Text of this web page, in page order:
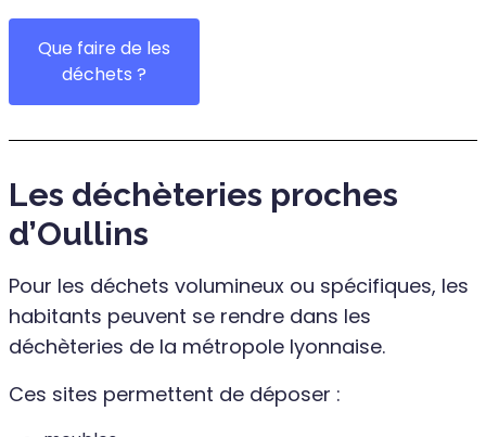
Que faire de les
déchets ?
Les déchèteries proches
d’Oullins
Pour les déchets volumineux ou spécifiques, les
habitants peuvent se rendre dans les
déchèteries de la métropole lyonnaise.
Ces sites permettent de déposer :